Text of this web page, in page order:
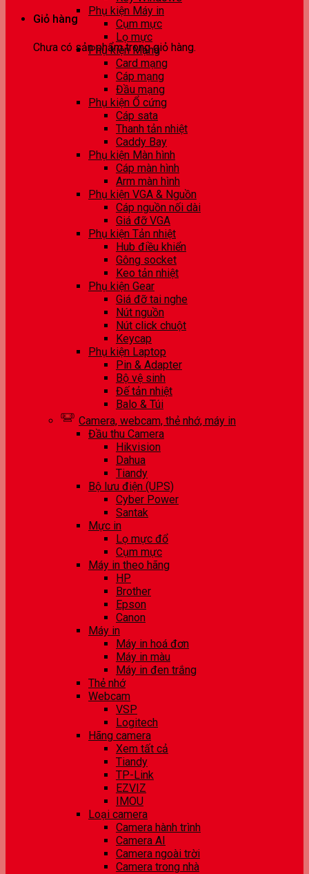
Giỏ hàng
Chưa có sản phẩm trong giỏ hàng.
Phụ kiện Máy in
Cụm mực
Lọ mực
Phụ kiện Mạng
Card mạng
Cáp mạng
Đầu mạng
Phụ kiện Ổ cứng
Cáp sata
Thanh tản nhiệt
Caddy Bay
Phụ kiện Màn hình
Cáp màn hình
Arm màn hình
Phụ kiện VGA & Nguồn
Cáp nguồn nối dài
Giá đỡ VGA
Phụ kiện Tản nhiệt
Hub điều khiển
Gông socket
Keo tản nhiệt
Phụ kiện Gear
Giá đỡ tai nghe
Nút nguồn
Nút click chuột
Keycap
Phụ kiện Laptop
Pin & Adapter
Bộ vệ sinh
Đế tản nhiệt
Balo & Túi
Camera, webcam, thẻ nhớ, máy in
Đầu thu Camera
Hikvision
Dahua
Tiandy
Bộ lưu điện (UPS)
Cyber Power
Santak
Mực in
Lọ mực đổ
Cụm mực
Máy in theo hãng
HP
Brother
Epson
Canon
Máy in
Máy in hoá đơn
Máy in màu
Máy in đen trắng
Thẻ nhớ
Webcam
VSP
Logitech
Hãng camera
Xem tất cả
Tiandy
TP-Link
EZVIZ
IMOU
Loại camera
Camera hành trình
Camera AI
Camera ngoài trời
Camera trong nhà